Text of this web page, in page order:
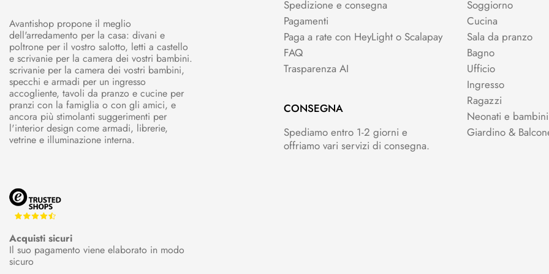
Avantishop propone il meglio
dell'arredamento per la casa: divani e
poltrone per il vostro salotto, letti a castello
e scrivanie per la camera dei vostri bambini.
scrivanie per la camera dei vostri bambini,
specchi e armadi per un ingresso
accogliente, tavoli da pranzo e cucine per
pranzi con la famiglia o con gli amici, e
ancora più stimolanti suggerimenti per
l'interior design come armadi, librerie,
vetrine e illuminazione interna.
Acquisti sicuri
Il suo pagamento viene elaborato in modo
sicuro
Spedizione e consegna
Pagamenti
Paga a rate con HeyLight o Scalapay
FAQ
Trasparenza AI
CONSEGNA
Spediamo entro 1-2 giorni e
offriamo vari servizi di consegna.
Soggiorno
Cucina
Sala da pranzo
Bagno
Ufficio
Ingresso
Ragazzi
Neonati e bambini
Giardino &